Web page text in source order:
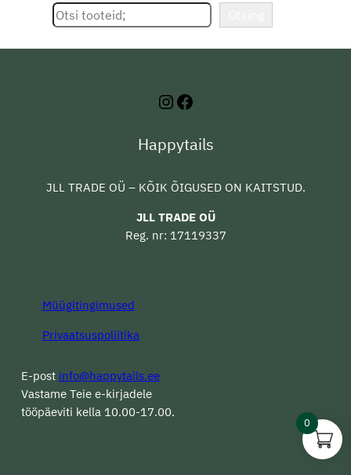
Otsing
Instagram
Facebook
Happytails
JLL TRADE OÜ – KÕIK ÕIGUSED ON KAITSTUD.
JLL TRADE OÜ
Reg. nr: 17119337
Müügitingimused
Privaatsuspoliitika
E-post info@happytails.ee
Vastame Teie e-kirjadele
tööpäeviti kella 10.00-17.00.
0